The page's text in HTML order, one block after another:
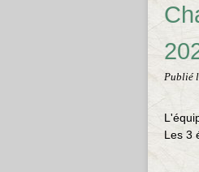
Publié
Les 3